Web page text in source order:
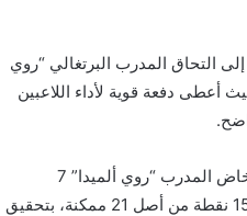
التحاق المدرب البرتغالي “روي
أعطى دفعة قوية لأداء اللاعبين
ومنذ إشرافه على تدريب الفريق، خاض المدرب “روي ألميدا” 7
مباريات في البطولة، حصد خلالها 15 نقطة من أصل 21 ممكنة، بتحقيق